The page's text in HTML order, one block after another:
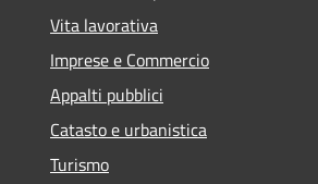
Vita lavorativa
Imprese e Commercio
Appalti pubblici
Catasto e urbanistica
Turismo